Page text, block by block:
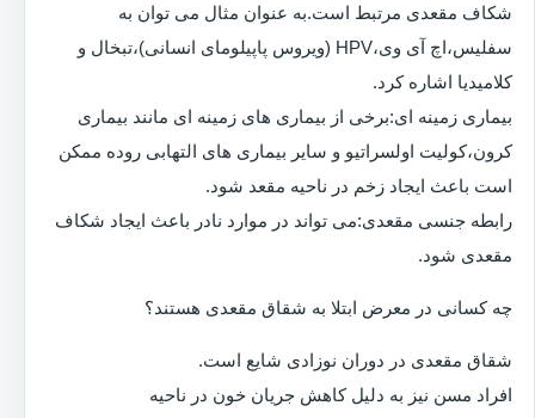
شکاف مقعدی مرتبط است.به عنوان مثال می توان به
سفلیس،اچ آی وی،HPV (ویروس پاپیلومای انسانی)،تبخال و
کلامیدیا اشاره کرد.
بیماری زمینه ای:برخی از بیماری های زمینه ای مانند بیماری
کرون،کولیت اولسراتیو و سایر بیماری های التهابی روده ممکن
است باعث ایجاد زخم در ناحیه مقعد شود.
رابطه جنسی مقعدی:می تواند در موارد نادر باعث ایجاد شکاف
مقعدی شود.
چه کسانی در معرض ابتلا به شقاق مقعدی هستند؟
شقاق مقعدی در دوران نوزادی شایع است.
افراد مسن نیز به دلیل کاهش جریان خون در ناحیه